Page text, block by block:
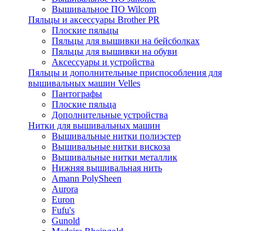
Вышивальное ПО Wilcom
Пяльцы и аксессуары Brother PR
Плоские пяльцы
Пяльцы для вышивки на бейсболках
Пяльцы для вышивки на обуви
Аксессуары и устройства
Пяльцы и дополнительные приспособления для
вышивальных машин Velles
Пантографы
Плоские пяльца
Дополнительные устройства
Нитки для вышивальных машин
Вышивальные нитки полиэстер
Вышивальные нитки вискоза
Вышивальные нитки металлик
Нижняя вышивальная нить
Amann PolySheen
Aurora
Euron
Fufu's
Gunold